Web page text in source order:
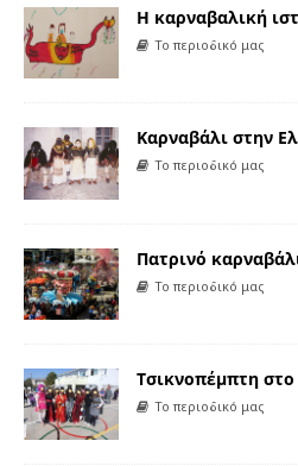
Η καρναβαλική
Το περιοδικό μας
Καρναβάλι στην
Το περιοδικό μας
Πατρινό
Το περιοδικό μας
Τσικνοπέμπτη
Το περιοδικό μας